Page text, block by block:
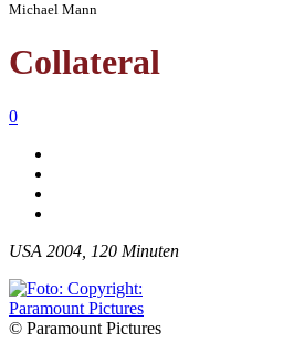
Michael Mann
Collateral
0
USA 2004, 120 Minuten
© Paramount Pictures